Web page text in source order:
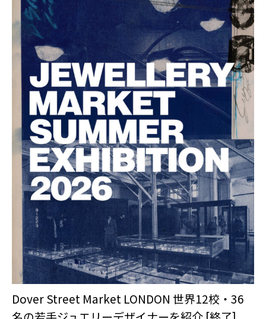
Dover Street Market LONDON 世界12校・36